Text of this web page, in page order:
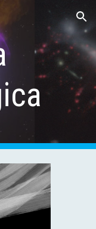
Skip to navigation